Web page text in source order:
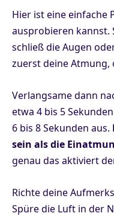
Hier ist eine einfache
ausprobieren kannst.
schließ die Augen
zuerst deine Atmung,
Verlangsame dann
etwa 4 bis 5
6 bis 8 Sekunden aus.
sein als die
genau das aktiviert
Richte deine
Spüre die Luft in der